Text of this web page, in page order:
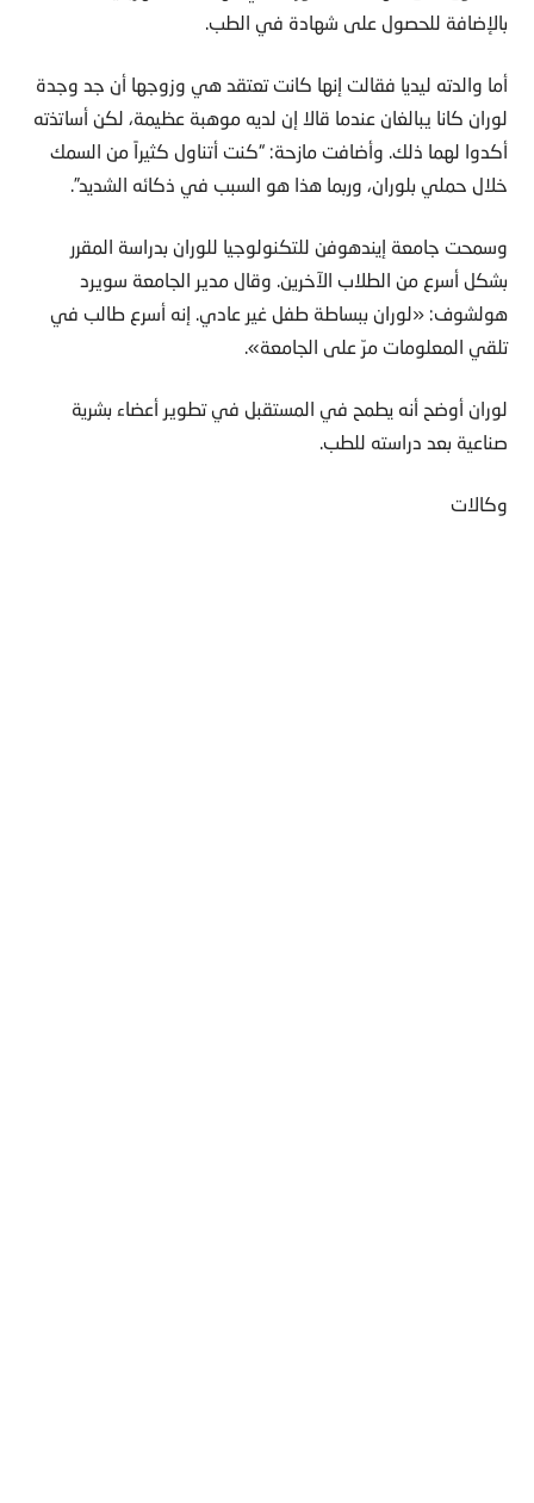
بالإضافة للحصول على شهادة في الطب.
أما والدته ليديا فقالت إنها كانت تعتقد هي وزوجها أن جد وجدة
لوران كانا يبالغان عندما قالا إن لديه موهبة عظيمة، لكن أساتذته
أكدوا لهما ذلك. وأضافت مازحة: “كنت أتناول كثيراً من السمك
خلال حملي بلوران، وربما هذا هو السبب في ذكائه الشديد”.
وسمحت جامعة إيندهوفن للتكنولوجيا للوران بدراسة المقرر
بشكل أسرع من الطلاب الآخرين. وقال مدير الجامعة سويرد
هولشوف: «لوران ببساطة طفل غير عادي. إنه أسرع طالب في
تلقي المعلومات مرّ على الجامعة».
لوران أوضح أنه يطمح في المستقبل في تطوير أعضاء بشرية
صناعية بعد دراسته للطب.
وكالات